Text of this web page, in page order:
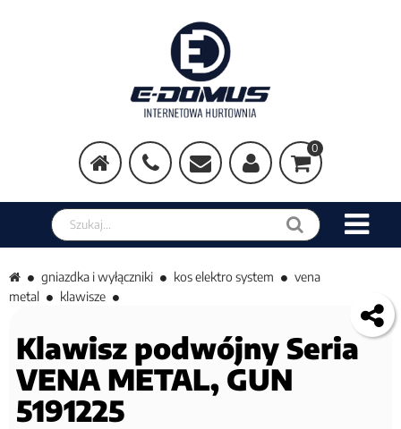
0
Szukaj w sklepie
gniazdka i wyłączniki kos elektro system
vena
metal
klawisze
Klawisz podwójny Seria
VENA METAL, GUN
5191225